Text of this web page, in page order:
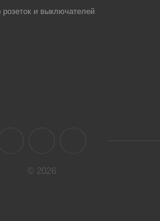
розеток и выключателей
© 2026